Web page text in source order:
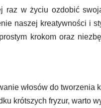
raz w życiu ozdobić
naszej kreatywności i
krokom oraz
włosów do
krótszych fryzur, warto